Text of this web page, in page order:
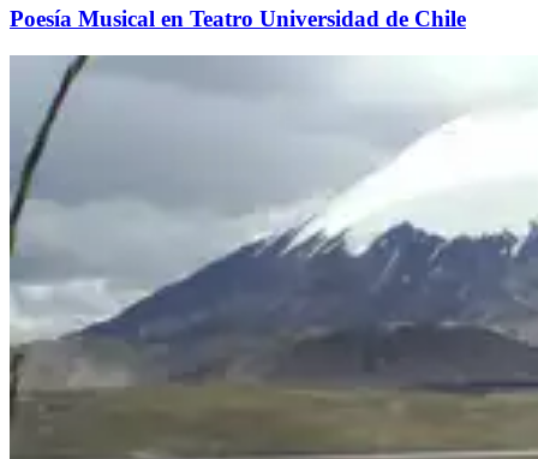
Poesía Musical en Teatro Universidad de Chile